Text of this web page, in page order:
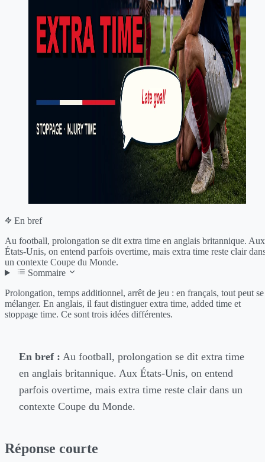
En bref
Au football, prolongation se dit extra time en anglais britannique. Aux
États-Unis, on entend parfois overtime, mais extra time reste clair
un contexte Coupe du Monde.
Sommaire
Prolongation, temps additionnel, arrêt de jeu : en français, tout peut se
mélanger. En anglais, il faut distinguer extra time, added time et
stoppage time. Ce sont trois idées différentes.
En bref : Au football, prolongation se dit extra time
en anglais britannique. Aux États-Unis, on entend
parfois overtime, mais extra time reste clair dans un
contexte Coupe du Monde.
Réponse courte